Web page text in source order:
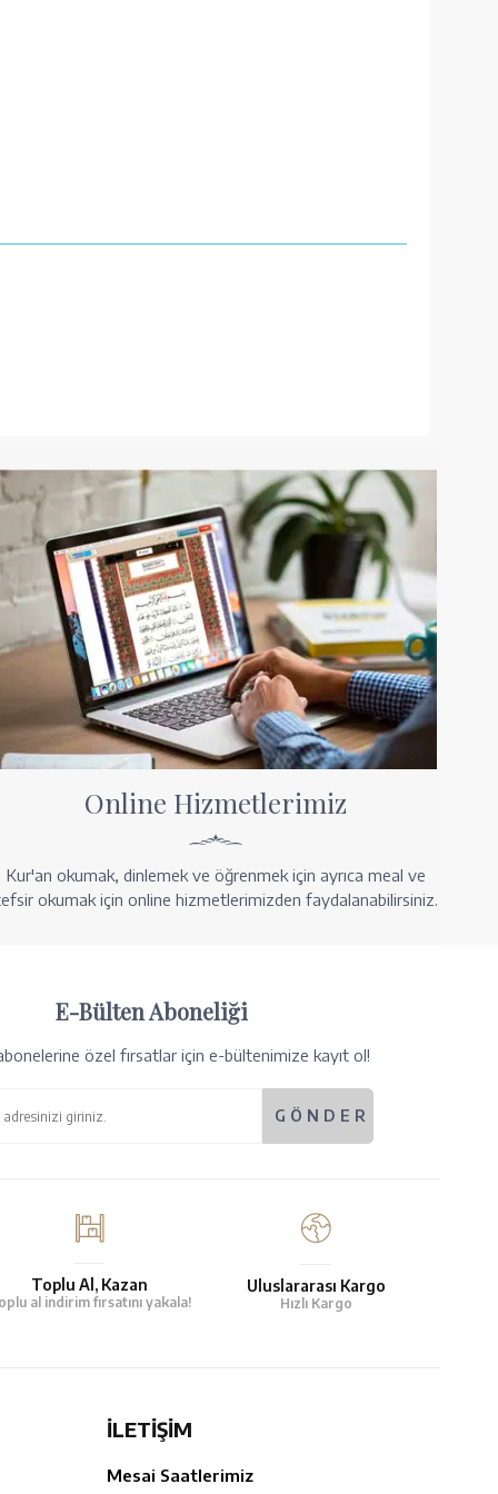
Online Hizmetlerimiz
Kur'an okumak, dinlemek ve öğrenmek için ayrıca meal ve
okumak için online hizmetlerimizden faydalanabilirsiniz.
E-Bülten Aboneliği
özel fırsatlar için e-bültenimize kayıt ol!
Toplu Al, Kazan
al indirim fırsatını yakala!
Uluslararası Kargo
Hızlı Kargo
İLETİŞİM
Mesai Saatlerimiz